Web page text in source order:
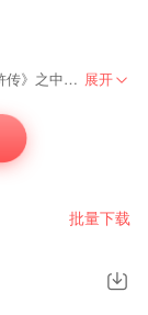
【故事梗概】 《征方腊》是古典四大名著之一《水浒传》之中的一个章节。由徐盛宇先生提案策划，由万法归一先生执笔整理，改编，并演绎播讲。书中讲诉以宋江为首的梁山好汉一百零八人收到朝廷的招安后，南征方腊。一路死战，双方各有死伤，最后梁山军马惨胜结束。好汉们得胜回朝后，又各有一番不同的结局。预知详情，请听时代文化出品的中篇评书《水浒之征方腊》。 【作者/主播简介】 万法归一 原名陈胜春，男，评书爱好者。 河北沧州盐山县人。 自幼酷爱曲艺评书艺术。 深受袁阔成，单田芳，金文声等老一辈艺术家的影响。 经常自己尝试说评书。 没有成就，只图一乐。 知我者谓之师， 不知我者谓之贼。 天地虽宽，有容乃大。 欢迎各位朋友老师包容指正。 展开
批量下载